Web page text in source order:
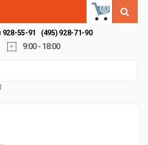
0
928-55-91 (495) 928-71-90
9:00 - 18:00